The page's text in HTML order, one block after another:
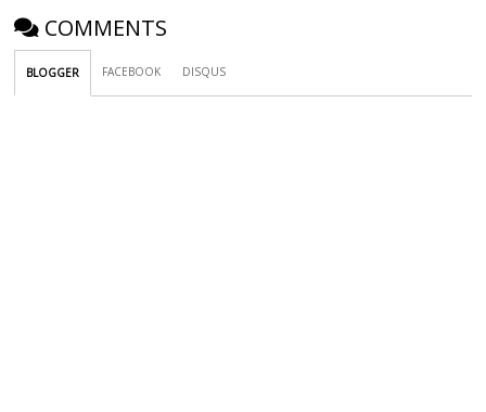
COMMENTS
BLOGGER FACEBOOK DISQUS